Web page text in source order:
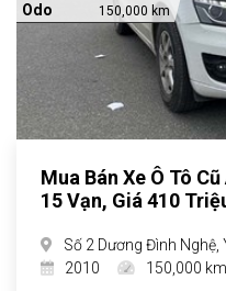
Odo 150,000 km
Mua Bán Xe Ô Tô
15 Vạn, Giá 410
Số 2 Dương Đình Nghệ,
2010
150,000 km